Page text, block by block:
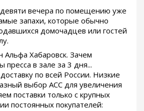
вечера по помещению уже
запахи, которые обычно
домочадцев или гостей
Альфа Хабаровск. Зачем
в зале за 3 дня...
по всей России. Низкие
выбор ACC для увеличения
поставки только с крупных
постоянных покупателей: